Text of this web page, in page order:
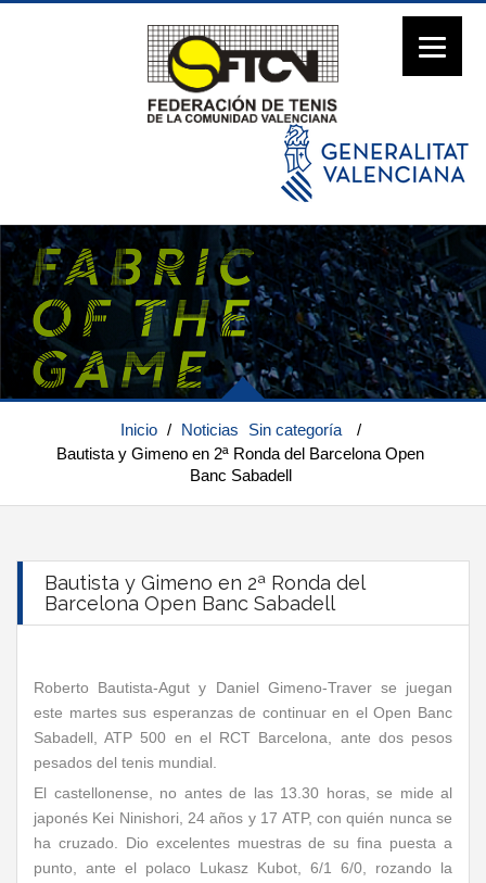
Inicio / Noticias Sin categoría
/
Bautista y Gimeno en 2ª Ronda del Barcelona Open
Banc Sabadell
Bautista y Gimeno en 2ª Ronda del
Barcelona Open Banc Sabadell
Roberto Bautista-Agut y Daniel Gimeno-Traver se juegan
este martes sus esperanzas de continuar en el Open Banc
Sabadell, ATP 500 en el RCT Barcelona, ante dos pesos
pesados del tenis mundial.
El castellonense, no antes de las 13.30 horas, se mide al
japonés Kei Ninishori, 24 años y 17 ATP, con quién nunca se
ha cruzado. Dio excelentes muestras de su fina puesta a
punto, ante el polaco Lukasz Kubot, 6/1 6/0, rozando la